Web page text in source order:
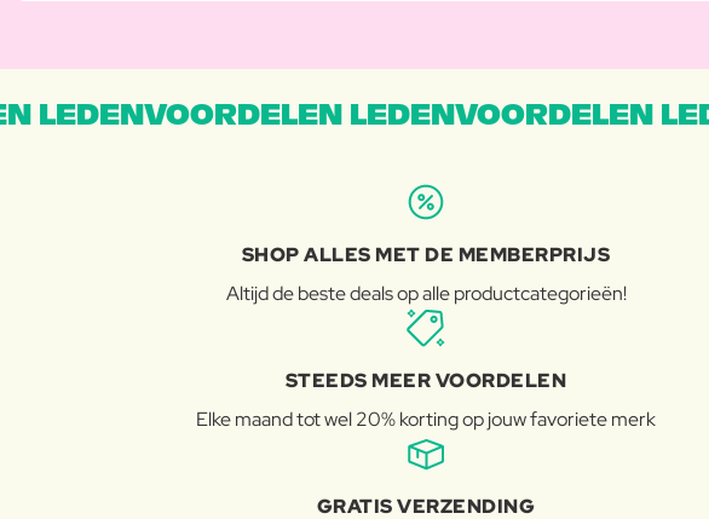
LEDENVOORDELEN LEDENVOORDELEN
SHOP ALLES MET DE MEMBERPRIJS
Altijd de beste deals op alle productcategorieën!
STEEDS MEER VOORDELEN
Elke maand tot wel 20% korting op jouw favoriete merk
GRATIS VERZENDING